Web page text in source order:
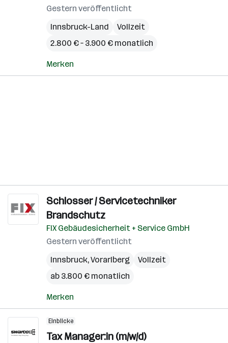
Gestern veröffentlicht
Innsbruck-Land
Vollzeit
2.800 € – 3.900 € monatlich
Merken
Schlosser / Servicetechniker
Brandschutz
FIX Gebäudesicherheit + Service GmbH
Gestern veröffentlicht
Innsbruck,Vorarlberg
Vollzeit
ab 3.800 € monatlich
Merken
Einblicke
Tax Manager:in (m/w/d)